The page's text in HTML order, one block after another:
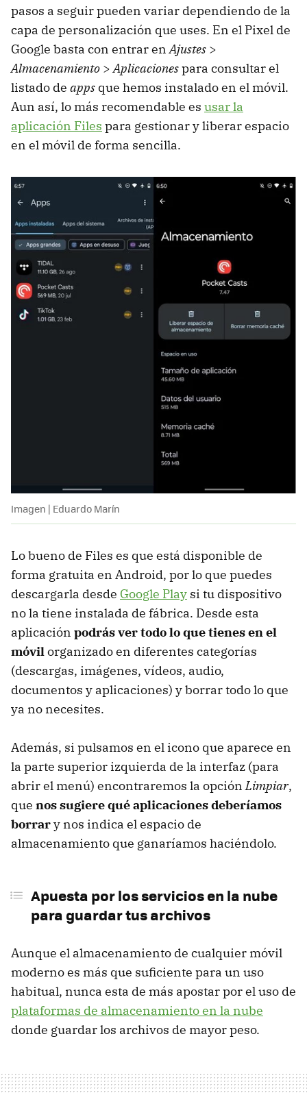
pasos a seguir pueden variar dependiendo de la
capa de personalización que uses. En el Pixel de
Google basta con entrar en Ajustes >
Almacenamiento > Aplicacionespara consultar el
listado de apps que hemos instalado en el móvil.
Aun así, lo más recomendable es usar la
aplicación Files para gestionar y liberar espacio
en el móvil de forma sencilla.
Imagen | Eduardo Marín
Lo bueno de Files es que está disponible de
forma gratuita en Android, por lo que puedes
descargarla desde Google Play si tu dispositivo
no la tiene instalada de fábrica. Desde esta
aplicación podrás ver todo lo que tienes en el
móvilorganizado en diferentes categorías
(descargas, imágenes, vídeos, audio,
documentos y aplicaciones) y borrar todo lo que
ya no necesites.
Además, si pulsamos en el icono que aparece en
la parte superior izquierda de la interfaz (para
abrir el menú) encontraremos la opciónLimpiar,
que nos sugiere qué aplicaciones deberíamos
borrary nos indica el espacio de
almacenamiento que ganaríamos haciéndolo.
Apuesta por los servicios en la nube
para guardar tus archivos
Aunque el almacenamiento de cualquier móvil
moderno es más que suficiente para un uso
habitual, nunca esta de más apostar por el uso de
plataformas de almacenamiento en la nube
donde guardar los archivos de mayor peso.